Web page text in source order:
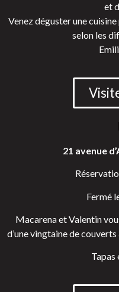
et
Venez déguster une
selon les
21 avenue
Fermé
Macarena et Valentin
d’une vingtaine de
Tapas